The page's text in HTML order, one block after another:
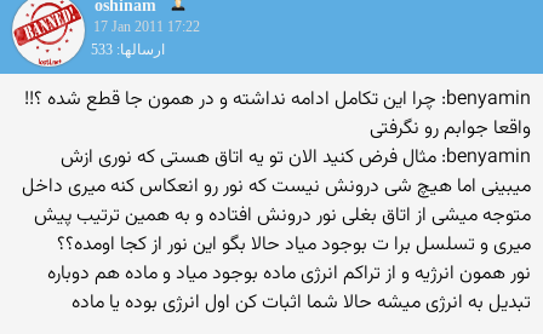
oshinam
17 Jan 2011 17:22
ارسالها: 533
benyamin: چرا این تكامل ادامه نداشته و در همون جا قطع شده ؟!!
واقعا جوابم رو نگرفتی
benyamin: مثال فرض كنید الان تو یه اتاق هستی كه نوری ازش
میبینی اما هیچ شی درونش نیست كه نور رو انعكاس كنه میری داخل
متوجه میشی از اتاق بغلی نور درونش افتاده و به همین ترتیب پیش
میری و تسلسل برا ت بوجود میاد حالا بگو این نور از كجا اومده؟؟
نور همون انرژیه و از تراكم انرژی ماده بوجود میاد و ماده هم دوباره
تبدیل به انرژی میشه حالا شما اثبات كن اول انرژی بوده یا ماده